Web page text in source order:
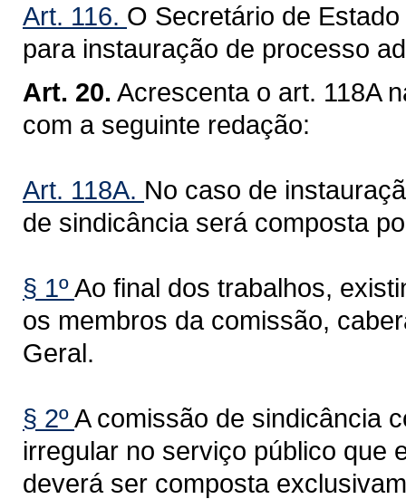
Art. 116. O Secretário de
para instauração de processo
Art. 20. Acrescenta o art. 118A
com a seguinte redação:
Art. 118A. No caso de
de sindicância será composta
§ 1ºAo final dos trabalhos,
os membros da comissão,
Geral.
§ 2ºA comissão de sindicância
irregular no serviço público que
deverá ser composta